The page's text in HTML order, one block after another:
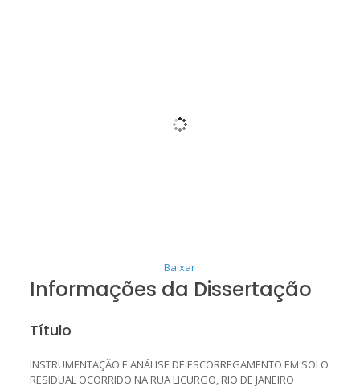
Baixar
Informações da Dissertação
Título
INSTRUMENTAÇÃO E ANÁLISE DE ESCORREGAMENTO EM SOLO
RESIDUAL OCORRIDO NA RUA LICURGO, RIO DE JANEIRO